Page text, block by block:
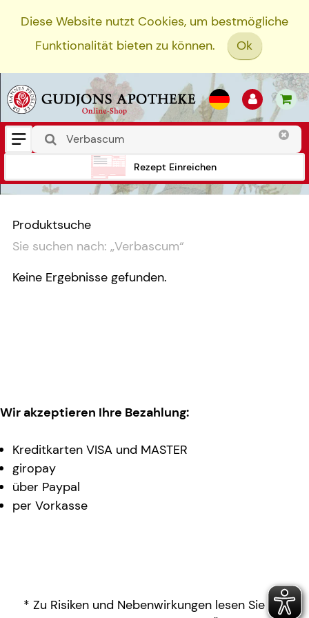
Diese Website nutzt Cookies, um bestmögliche
Funktionalität bieten zu können.
Ok
Rezept Einreichen
Produktsuche
Sie suchen nach: „Verbascum“
Keine Ergebnisse gefunden.
Wir akzeptieren Ihre Bezahlung:
Kreditkarten VISA und MASTER
giropay
über Paypal
per Vorkasse
* Zu Risiken und Nebenwirkungen lesen Sie die